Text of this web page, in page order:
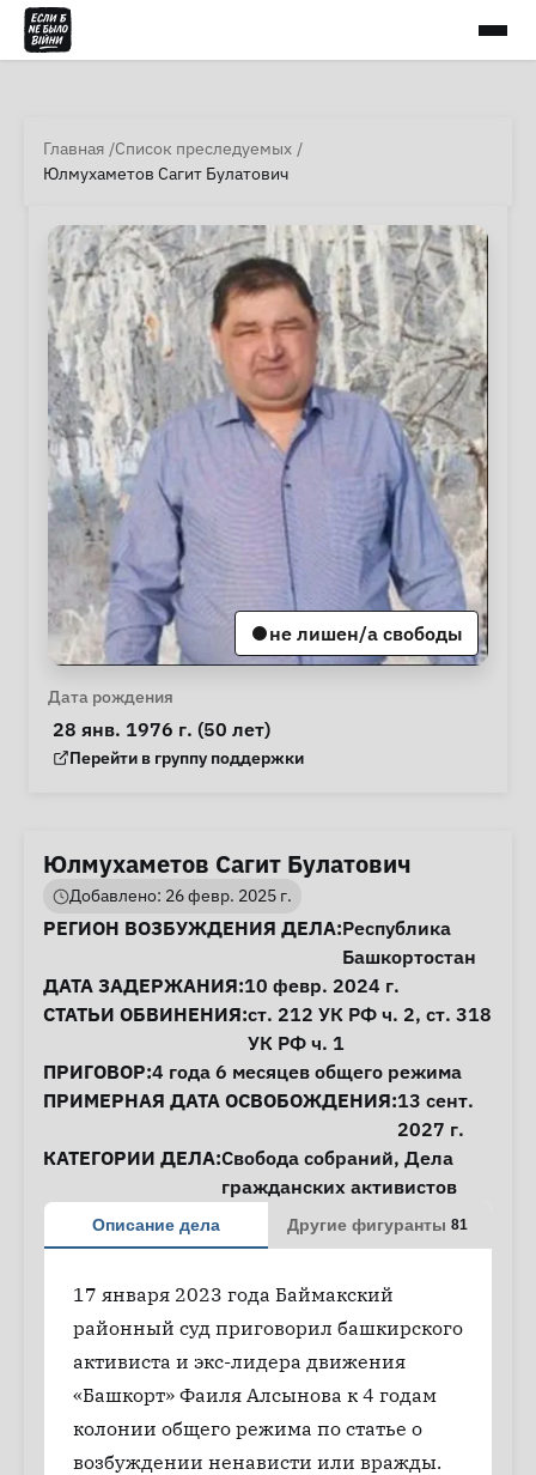
Главная Список преследуемых
Юлмухаметов Сагит Булатович
не лишен/а свободы
Личная информация
Дата рождения
28 янв. 1976 г. (50 лет)
Группа поддержки
Перейти в группу поддержки
Юлмухаметов Сагит Булатович
Добавлено: 26 февр. 2025 г.
Информация о деле
РЕГИОН ВОЗБУЖДЕНИЯ ДЕЛА:Республика
Башкортостан
ДАТА ЗАДЕРЖАНИЯ:10 февр. 2024 г.
СТАТЬИ ОБВИНЕНИЯ:ст. 212 УК РФ ч. 2, ст. 318
УК РФ ч. 1
ПРИГОВОР:4 года 6 месяцев общего режима
ПРИМЕРНАЯ ДАТА ОСВОБОЖДЕНИЯ:13 сент.
2027 г.
КАТЕГОРИИ ДЕЛА:Свобода собраний, Дела
гражданских активистов
Описание дела Другие фигуранты 81
17 января 2023 года Баймакский
районный суд приговорил башкирского
активиста и экс-лидера движения
«Башкорт» Фаиля Алсынова к 4 годам
колонии общего режима по статье о
возбуждении ненависти или вражды.